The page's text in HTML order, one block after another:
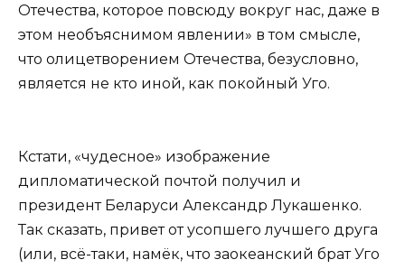
Отечества, которое повсюду вокруг нас, даже в
этом необъяснимом явлении» в том смысле,
что олицетворением Отечества, безусловно,
является не кто иной, как покойный Уго.
Кстати, «чудесное» изображение
дипломатической почтой получил и
президент Беларуси Александр Лукашенко.
Так сказать, привет от усопшего лучшего друга
(или, всё-таки, намёк, что заокеанский брат Уго